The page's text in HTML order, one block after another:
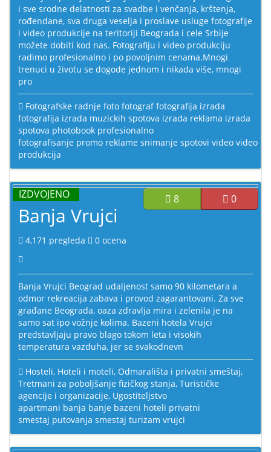
i sve srodne delatnosti za svadbe i venčanja, krštenja,
rođendane, sva druga veselja i proslave usluge fotografije
i video produkcije na teritoriji Beograda i cele Srbije
možete dobiti kod nas. Fotografiju i video produkciju
radimo profesionalno i po povoljnim cenama.Mnogi
trenuci u životu se dogode jednom i nikada više, mnogi
pro
Fotografske radnje foto fotograf fotografija izrada
fotografija izrada muzickih spotova izrada reklama izrada
spotova photobook profesionalno
fotografisanje promo reklame snimanje spotovi video video
produkcija
IZDVOJENO 8 0
Banja Vrujci
4,171 pregleda 0 ocena
Banja Vrujci Beograd udaljenost samo 90 kilometara a
odmor rekreacija zabava i provod zagarantovani. Za sve
građane Beograda, oaza zdravlja mira i zelenila je na
samo sat ipo vožnje kolima. Bazeni hotela Vrujci
predstavljaju pravo blago tokom leta i visokih
temperatura vazduha, jer se svakodnevn
Hosteli, Hoteli i moteli, Odmarališta i privatni smeštaj,
Tretmani za poboljšanje fizičkog stanja, Turističke
agencije i organizacije, Ugostiteljstvo
apartmani banja banje bazeni hoteli privatni
smestaj putovanja smestaj turizam vrujci